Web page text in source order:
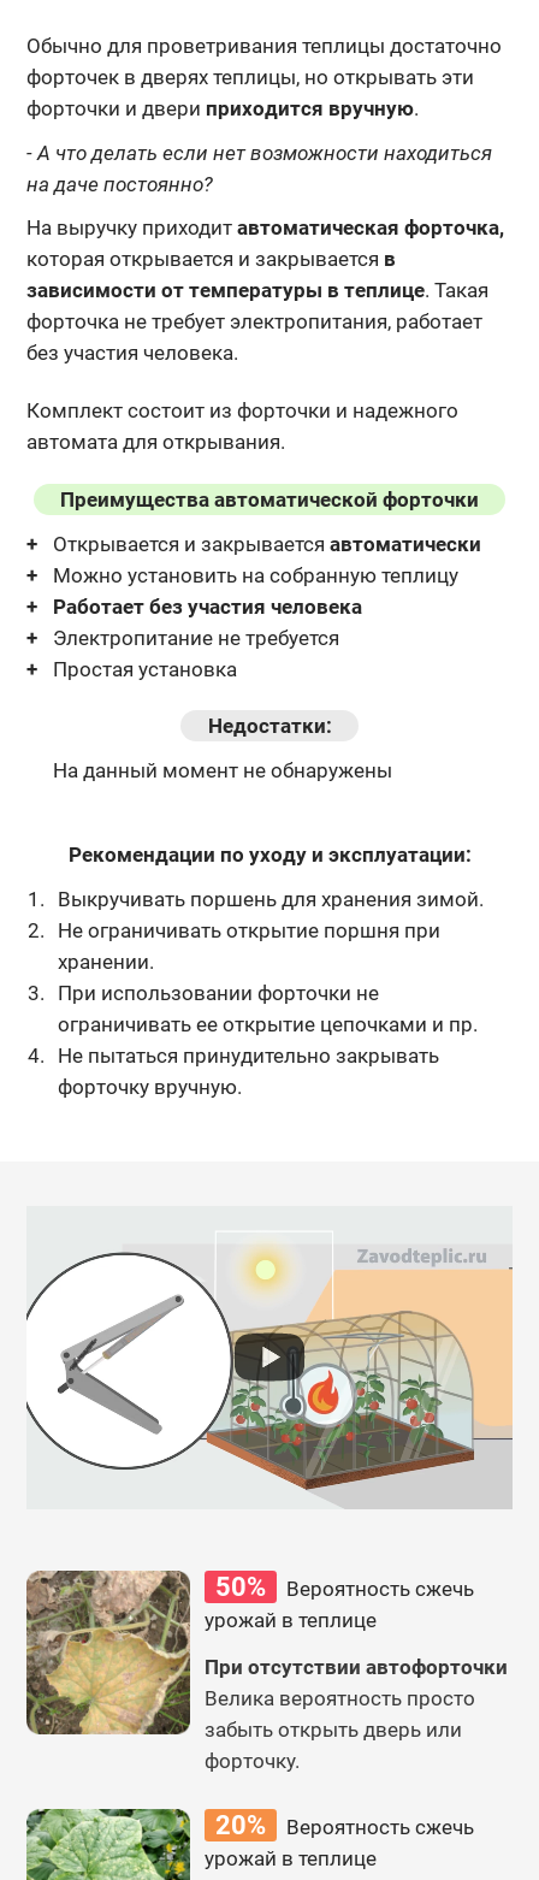
Обычно для проветривания теплицы достаточно
форточек в дверях теплицы, но открывать эти
форточки и двери приходится вручную.
- А что делать если нет возможности находиться
на даче постоянно?
На выручку приходит автоматическая форточка,
которая открывается и закрывается в
зависимости от температуры в теплице. Такая
форточка не требует электропитания, работает
без участия человека.
Комплект состоит из форточки и надежного
автомата для открывания.
Преимущества автоматической форточки
Открывается и закрывается автоматически
Можно установить на собранную теплицу
Работает без участия человека
Электропитание не требуется
Простая установка
Недостатки:
На данный момент не обнаружены
Рекомендации по уходу и эксплуатации:
Выкручивать поршень для хранения зимой.
Не ограничивать открытие поршня при
хранении.
При использовании форточки не
ограничивать ее открытие цепочками и пр.
Не пытаться принудительно закрывать
форточку вручную.
50%
Вероятность сжечь
урожай в теплице
При отсутствии автофорточки
Велика вероятность просто
забыть открыть дверь или
форточку.
20%
Вероятность сжечь
урожай в теплице